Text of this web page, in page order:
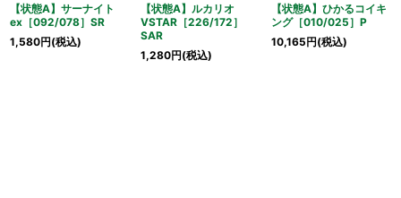
【状態A】サーナイト
ex［092/078］SR
1,580円(税込)
【状態A】ルカリオ
VSTAR［226/172］
SAR
1,280円(税込)
【状態A】ひかるコイキ
ング［010/025］P
10,165円(税込)